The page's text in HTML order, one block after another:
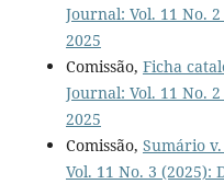
Journal: Vol. 11 No.
2025
Comissão, Ficha
Journal: Vol. 11 No.
2025
Comissão, Sumário
Vol. 11 No. 3 (2025):